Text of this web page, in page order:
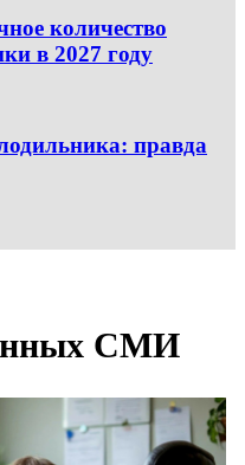
количество
в 2027 году
правда